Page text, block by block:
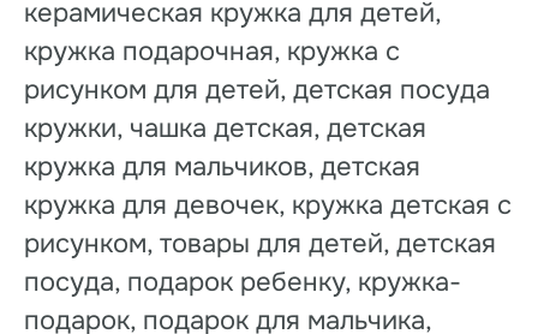
керамическая кружка для детей,
кружка подарочная, кружка с
рисунком для детей, детская посуда
кружки, чашка детская, детская
кружка для мальчиков, детская
кружка для девочек, кружка детская с
рисунком, товары для детей, детская
посуда, подарок ребенку, кружка-
подарок, подарок для мальчика,